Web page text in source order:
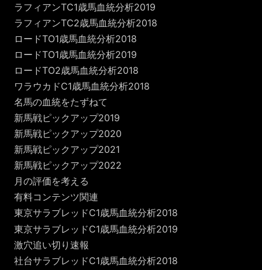
ラフィアンTC1歳馬血統分析2019
ラフィアンTC2歳馬血統分析2018
ロードTO1歳馬血統分析2018
ロードTO1歳馬血統分析2019
ロードTO2歳馬血統分析2018
ワラウカドC1歳馬血統分析2018
名馬の血統をたずねて
新馬戦ピックアップ2019
新馬戦ピックアップ2020
新馬戦ピックアップ2021
新馬戦ピックアップ2022
月の評価を考える
有料コンテンツ関連
東京サラブレッドC1歳馬血統分析2018
東京サラブレッドC1歳馬血統分析2019
激穴追い切り速報
社台サラブレッドC1歳馬血統分析2018